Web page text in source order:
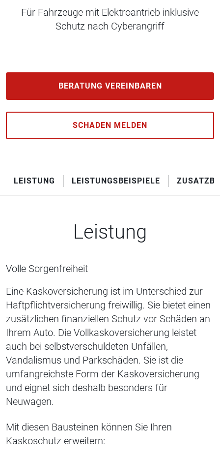
Für Fahrzeuge mit Elektroantrieb inklusive
Schutz nach Cyberangriff
BERATUNG VEREINBAREN
SCHADEN MELDEN
LEISTUNG LEISTUNGSBEISPIELE
Leistung
Volle Sorgenfreiheit
Eine Kaskoversicherung ist im Unterschied zur
Haftpflichtversicherung freiwillig. Sie bietet einen
zusätzlichen finanziellen Schutz vor Schäden an
Ihrem Auto. Die Vollkaskoversicherung leistet
auch bei selbstverschuldeten Unfällen,
Vandalismus und Parkschäden. Sie ist die
umfangreichste Form der Kaskoversicherung
und eignet sich deshalb besonders für
Neuwagen.
Mit diesen Bausteinen können Sie Ihren
Kaskoschutz erweitern: